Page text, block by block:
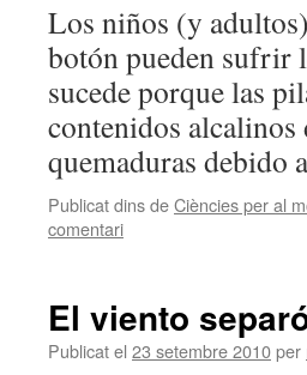
Los niños (y
botón pueden sufrir
sucede porque las
contenidos
quemaduras debido
Publicat dins deCiències per al
comentari
El viento
Publicat el 23 setembre 2010per